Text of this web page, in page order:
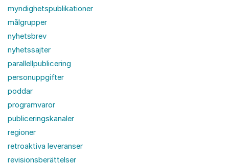
myndighetspublikationer
målgrupper
nyhetsbrev
nyhetssajter
parallellpublicering
personuppgifter
poddar
programvaror
publiceringskanaler
regioner
retroaktiva leveranser
revisionsberättelser